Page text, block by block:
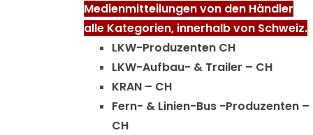
Medienmitteilungen von den Händler
alle Kategorien, innerhalb von Schweiz.
LKW-Produzenten CH
LKW-Aufbau- & Trailer – CH
KRAN – CH
Fern- & Linien-Bus -Produzenten –
CH